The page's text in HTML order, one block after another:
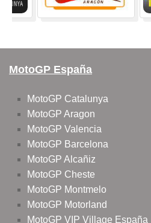
MotoGP España
MotoGP Catalunya
MotoGP Aragon
MotoGP Valencia
MotoGP Barcelona
MotoGP Alcañiz
MotoGP Cheste
MotoGP Montmelo
MotoGP Motorland
MotoGP VIP Village España